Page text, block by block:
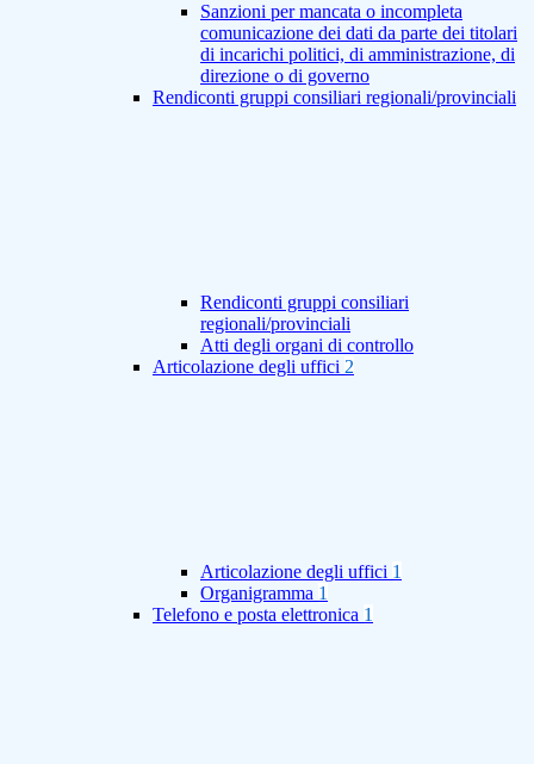
Sanzioni per mancata o incompleta
comunicazione dei dati da parte dei titolari
di incarichi politici, di amministrazione, di
direzione o di governo
Rendiconti gruppi consiliari regionali/provinciali
Rendiconti gruppi consiliari
regionali/provinciali
Atti degli organi di controllo
Articolazione degli uffici 2
Articolazione degli uffici 1
Organigramma 1
Telefono e posta elettronica 1